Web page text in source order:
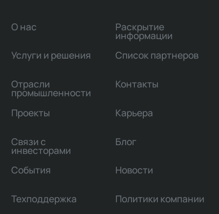
О нас
Услуги и решения
Отрасли
промышленности
Проекты
Связи с
инвесторами
Раскрытие
информации
Список партнеров
Контакты
Карьера
Блог
События Новости
Техподдержка Политики компании